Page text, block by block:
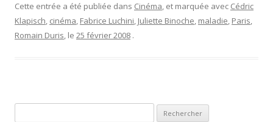
Cette entrée a été publiée dans Cinéma, et marquée avec Cédric
Klapisch, cinéma, Fabrice Luchini, Juliette Binoche, maladie, Paris,
Romain Duris, le 25 février 2008 .